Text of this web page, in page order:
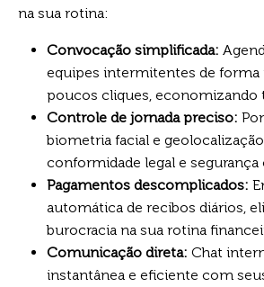
na sua rotina:
Convocação simplificada:
equipes intermitentes de forma
poucos cliques, economizando
Controle de jornada preciso:
biometria facial e
conformidade legal e segurança
Pagamentos descomplicados:
automática de recibos diários,
burocracia na sua rotina
Comunicação direta: Chat
instantânea e eficiente com